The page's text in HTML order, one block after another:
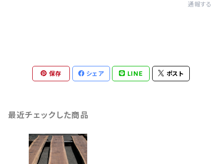
通報する
保存 シェア LINE ポスト
最近チェックした商品